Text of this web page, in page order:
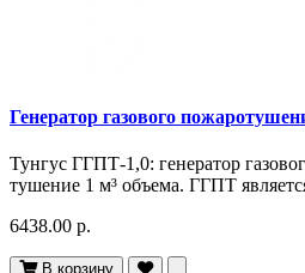
Генератор газового
Тунгус ГГПТ-1,0: генератор
тушение 1 м³ объема. ГГПТ
6438.00 р.
В корзину